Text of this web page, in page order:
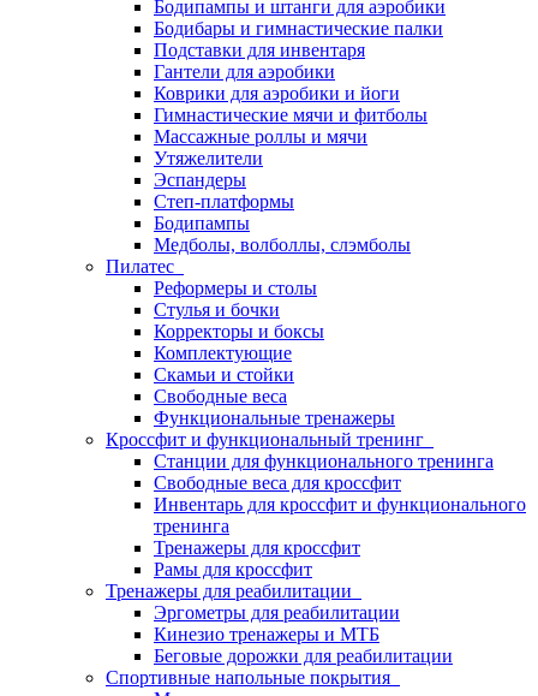
Бодипампы и штанги для аэробики
Бодибары и гимнастические палки
Подставки для инвентаря
Гантели для аэробики
Коврики для аэробики и йоги
Гимнастические мячи и фитболы
Массажные роллы и мячи
Утяжелители
Эспандеры
Степ-платформы
Бодипампы
Медболы, волболлы, слэмболы
Пилатес
Реформеры и столы
Стулья и бочки
Корректоры и боксы
Комплектующие
Скамьи и стойки
Свободные веса
Функциональные тренажеры
Кроссфит и функциональный тренинг
Станции для функционального тренинга
Свободные веса для кроссфит
Инвентарь для кроссфит и функционального
тренинга
Тренажеры для кроссфит
Рамы для кроссфит
Тренажеры для реабилитации
Эргометры для реабилитации
Кинезио тренажеры и МТБ
Беговые дорожки для реабилитации
Спортивные напольные покрытия